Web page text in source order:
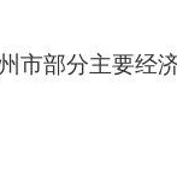
市部分主要经